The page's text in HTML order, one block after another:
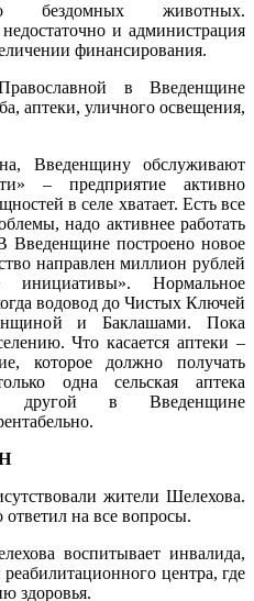
бездомных животных.
и администрация
финансирования.
в Введенщине
аптеки, уличного освещения,
Введенщину обслуживают
– предприятие активно
в селе хватает. Есть все
надо активнее работать
Введенщине построено новое
направлен миллион рублей
Нормальное
водовод до Чистых Ключей
и Баклашами. Пока
Что касается аптеки –
которое должно получать
одна сельская аптека
другой в Введенщине
жители Шелехова.
на все вопросы.
воспитывает инвалида,
центра, где
здоровья.